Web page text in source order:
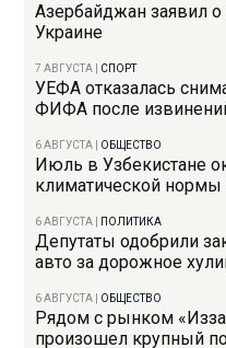
Азербайджан заявил о
Украине
7 АВГУСТА СПОРТ
УЕФА отказалась
ФИФА после
6 АВГУСТА ОБЩЕСТВО
Июль в Узбекистане
климатической нормы
6 АВГУСТА ПОЛИТИКА
Депутаты одобрили
авто за дорожное
6 АВГУСТА ОБЩЕСТВО
Рядом с рынком
произошел крупный